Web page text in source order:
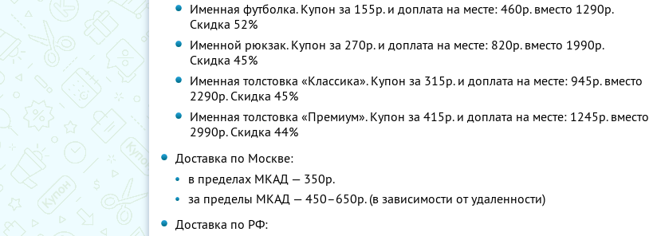
Именная футболка. Купон за 155р. и доплата на месте: 460р. вместо 1290р.
Скидка 52%
Именной рюкзак. Купон за 270р. и доплата на месте: 820р. вместо 1990р.
Скидка 45%
Именная толстовка «Классика». Купон за 315р. и доплата на месте: 945р. вместо
2290р. Скидка 45%
Именная толстовка «Премиум». Купон за 415р. и доплата на месте: 1245р. вместо
2990р. Скидка 44%
Доставка по Москве:
в пределах МКАД — 350р.
за пределы МКАД — 450–650р. (в зависимости от удаленности)
Доставка по РФ: